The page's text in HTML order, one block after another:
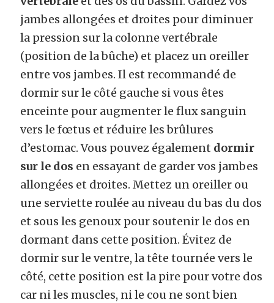
jambes allongées et droites pour diminuer
la pression sur la colonne vertébrale
(position de la bûche) et placez un oreiller
entre vos jambes. Il est recommandé de
dormir sur le côté gauche si vous êtes
enceinte pour augmenter le flux sanguin
vers le fœtus et réduire les brûlures
d’estomac. Vous pouvez également dormir
sur le dos en essayant de garder vos jambes
allongées et droites. Mettez un oreiller ou
une serviette roulée au niveau du bas du dos
et sous les genoux pour soutenir le dos en
dormant dans cette position. Évitez de
dormir sur le ventre, la tête tournée vers le
côté, cette position est la pire pour votre dos
car ni les muscles, ni le cou ne sont bien